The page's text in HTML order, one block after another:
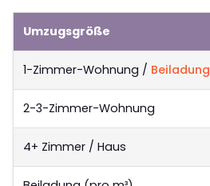
Umzugsgröße
1-Zimmer-Wohnung / Beiladung
2-3-Zimmer-Wohnung
4+ Zimmer / Haus